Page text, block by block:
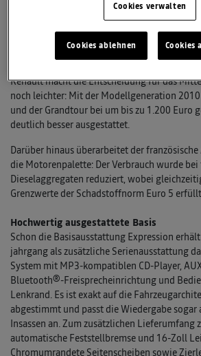
Erweiterte Ausstattung bei gesunkenen
Schadstoffnorm Euro 5
Renault macht die Entscheidung für das
noch leichter: Mit der Modellgeneration
und der Grandtour bei um bis zu 1.200 Euro
deutlich besser ausgestattet.
Darüber hinaus überarbeitet der
die Motorenpalette: Der Verbrauch wurde
Dieselaggregaten reduziert, wobei
Grenzwerte der Schadstoffnorm Euro 5
Hochwertig ausgestattete Basis
Schon die Basisausstattung Expression
jahrgang als zusätzliche Serienausstattung
System mit MP3-kompatiblen CD-Player,
Bluetooth®-Freisprecheinrichtung und
Lenkrand. Es ist exakt auf die
abgestimmt und passt die Wiedergabe sogar
Insassen an. Zum zusätzlichen Lieferumfang
automatische Feststellbremse und 16-Zoll
Chromumrandete Seitenscheiben sowie
Cookies verwalten
Cookies ablehnen Cookies